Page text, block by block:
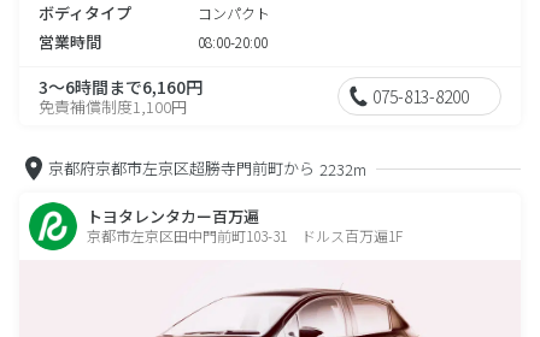
ボディタイプ コンパクト
営業時間 08:00-20:00
3～6時間まで6,160円
免責補償制度1,100円 075-813-8200
京都府京都市左京区超勝寺門前町から 2232m
トヨタレンタカー百万遍
京都市左京区田中門前町103-31 ドルス百万遍1F